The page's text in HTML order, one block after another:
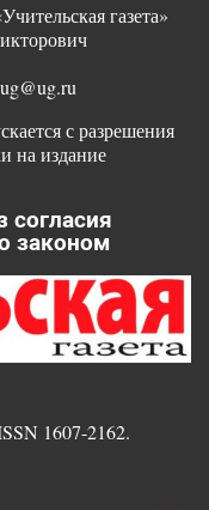
газета»
с разрешения
на издание
согласия
законом
1607-2162.